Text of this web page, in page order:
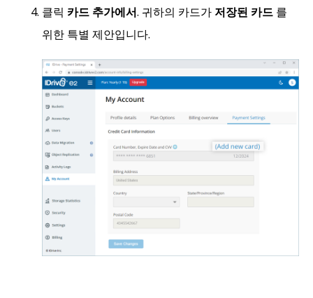
클릭 카드 추가에서. 귀하의 카드가 저장된 카드 를
위한 특별 제안입니다.